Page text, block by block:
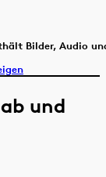
Bilder, Audio
und